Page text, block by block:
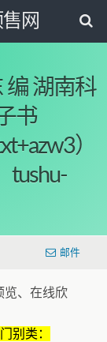
网
编 湖南科
书
）
tushu-
邮件
览、在线欣
别类：